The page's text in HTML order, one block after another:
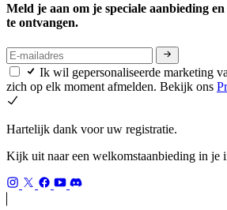
Meld je aan om je speciale aanbieding
te ontvangen.
Ik wil gepersonaliseerde marketing
zich op elk moment afmelden. Bekijk ons
Hartelijk dank voor uw registratie.
Kijk uit naar een welkomstaanbieding in je